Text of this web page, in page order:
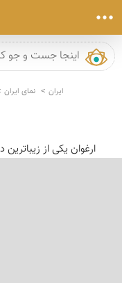
ایران نمای ایران
ارغوان یکی از